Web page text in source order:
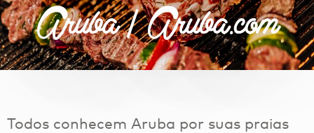
Aruba | Aruba.com
Todos conhecem Aruba por suas praias